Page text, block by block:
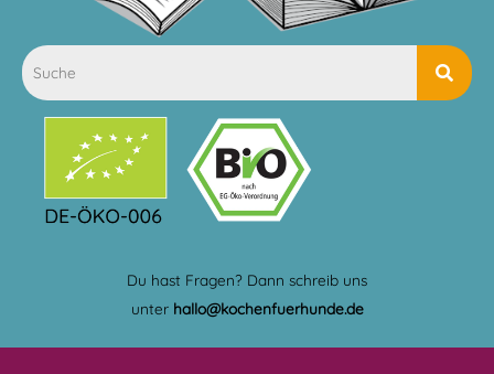
Du hast Fragen? Dann schreib uns
unterhallo@kochenfuerhunde.de